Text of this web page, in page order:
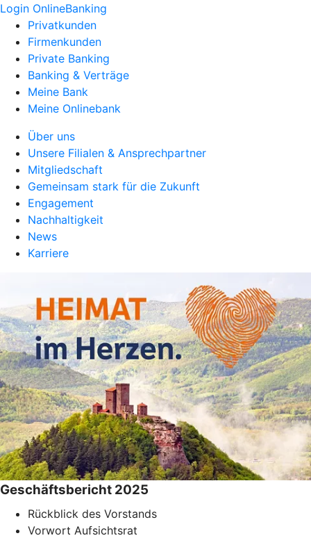
Login OnlineBanking
Privatkunden
Firmenkunden
Private Banking
Banking & Verträge
Meine Bank
Meine Onlinebank
Über uns
Unsere Filialen & Ansprechpartner
Mitgliedschaft
Gemeinsam stark für die Zukunft
Engagement
Nachhaltigkeit
News
Karriere
Geschäftsbericht 2025
Rückblick des Vorstands
Vorwort Aufsichtsrat